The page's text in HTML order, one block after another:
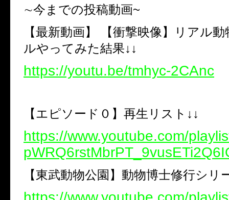
∼今までの投稿動画~
【最新動画】 【衝撃映像】リアル
ルやってみた結果↓↓
https://youtu.be/tmhyc-2CAnc
【エピソード０】再生リスト↓↓
https://www.youtube.com/
【東武動物公園】動物博士修行シリ